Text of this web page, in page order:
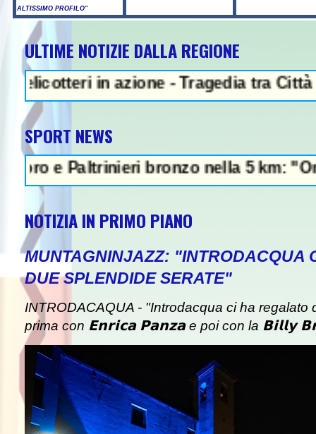
ALTISSIMO PROFILO"
ULTIME NOTIZIE DALLA REGIONE
in azione - Tragedia tra Città
SPORT NEWS
bronzo nella 5 km: "Ora ci
NOTIZIA IN PRIMO PIANO
MUNTAGNINJAZZ: "INTRODACQUA
DUE SPLENDIDE SERATE"
INTRODACAQUA - "Introdacqua ci ha regalato
prima con 𝗘𝗻𝗿𝗶𝗰𝗮 𝗣𝗮𝗻𝘇𝗮 e poi con la 𝗕𝗶𝗹𝗹𝘆
NEWS IN